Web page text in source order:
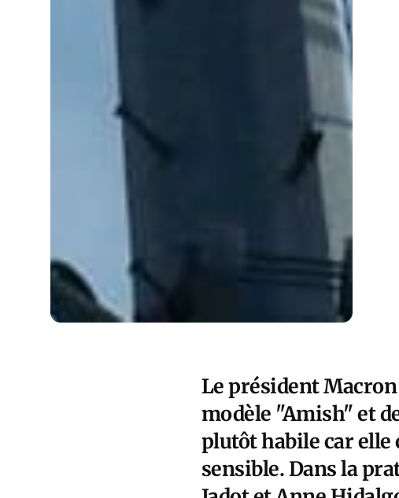
Le président
modèle "Amish" et
plutôt habile car
sensible. Dans la